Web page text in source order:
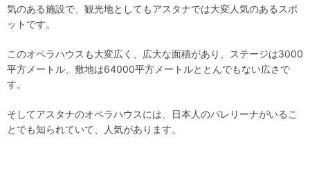
気のある施設で、観光地としてもアスタナでは大変人気のあるスポ
ットです。
このオペラハウスも大変広く、広大な面積があり、ステージは3000
平方メートル、敷地は64000平方メートルととんでもない広さで
す。
そしてアスタナのオペラハウスには、日本人のバレリーナがいるこ
とでも知られていて、人気があります。